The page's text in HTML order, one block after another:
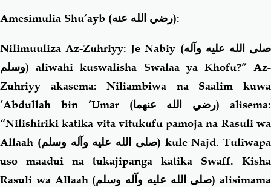
Amesimulia Shu’ayb (رضي الله عنه):
Nilimuuliza Az-Zuhriyy: Je Nabiy (صلى الله عليه وآله
وسلم) aliwahi kuswalisha Swalaa ya Khofu?” Az-
Zuhriyy akasema: Niliambiwa na Saalim kuwa
’Abdullah bin ’Umar
(رضي الله عنهما) alisema:
“Nilishiriki katika vita vitukufu pamoja na Rasuli wa
Allaah (صلى الله عليه وآله وسلم) kule Najd. Tuliwapa
uso maadui na tukajipanga katika Swaff. Kisha
Rasuli wa Allaah (صلى الله عليه وآله وسلم) alisimama